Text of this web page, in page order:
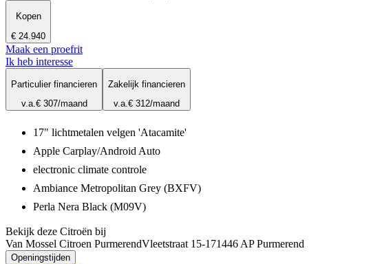
Kopen
€ 24.940
Maak een proefrit
Ik heb interesse
Particulier financieren
v.a.€ 307/maand
Zakelijk financieren
v.a.€ 312/maand
17" lichtmetalen velgen 'Atacamite'
Apple Carplay/Android Auto
electronic climate controle
Ambiance Metropolitan Grey (BXFV)
Perla Nera Black (M09V)
Bekijk deze Citroën bij
Van Mossel Citroen PurmerendVleetstraat 15-171446 AP Purmerend
Openingstijden